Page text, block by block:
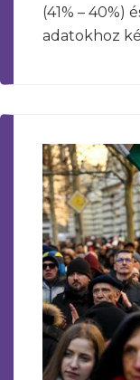
(41% – 40%)
adatokhoz